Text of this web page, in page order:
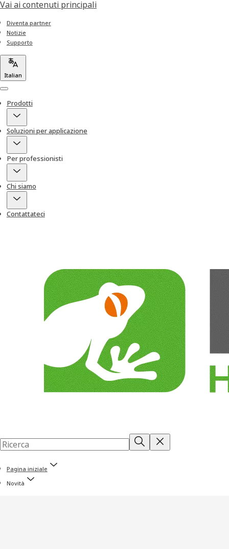
Vai ai contenuti principali
Diventa partner
Notizie
Supporto
Italian
Menu
Prodotti
Soluzioni per applicazione
Per professionisti
Chi siamo
Contattateci
Pagina iniziale
Novità